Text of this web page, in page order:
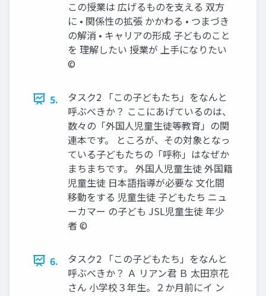
この授業は 広げるものを支える 双方
に • 関係性の拡張 かかわる • つまづき
の解消 • キャリアの形成 子どものこと
を 理解したい 授業が 上手になりたい
©
5.
タスク2 「この子どもたち」をなんと
呼ぶべきか？ ここにあげているのは、
数々の「外国人児童生徒等教育」の関
連本です。 ところが、その対象となっ
ている子どもたちの「呼称」はなぜか
まちまちです。 外国人児童生徒 外国籍
児童生徒 日本語指導が必要な 文化間
移動をする 児童生徒 子どもたち ニュ
ーカマー の子ども JSL児童生徒 年少
者 ©
6.
タスク2 「この子どもたち」をなんと
呼ぶべきか？ Ａ リアン君 Ｂ 太田京花
さん 小学校３年生。２か月前にイ ン